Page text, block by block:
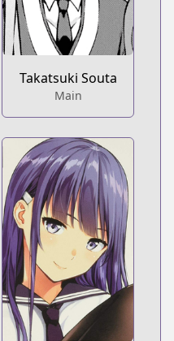
Takatsuki Souta
Main